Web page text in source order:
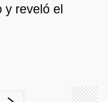
y reveló el